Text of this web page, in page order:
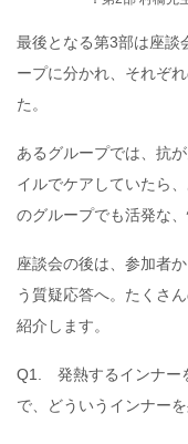
最後となる第3部は座談
ープに分かれ、それぞ
た。
あるグループでは、抗
イルでケアしていたら
のグループでも活発な
座談会の後は、参加者
う質疑応答へ。たくさ
紹介します。
Q1. 発熱するインナー
で、どういうインナー